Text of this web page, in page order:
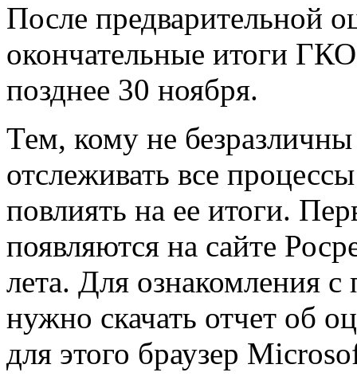
После предварительной
окончательные итоги
позднее 30 ноября.
Тем, кому не
отслеживать все
повлиять на ее итоги.
появляются на сайте
лета. Для ознакомления
нужно скачать отчет об
для этого браузер